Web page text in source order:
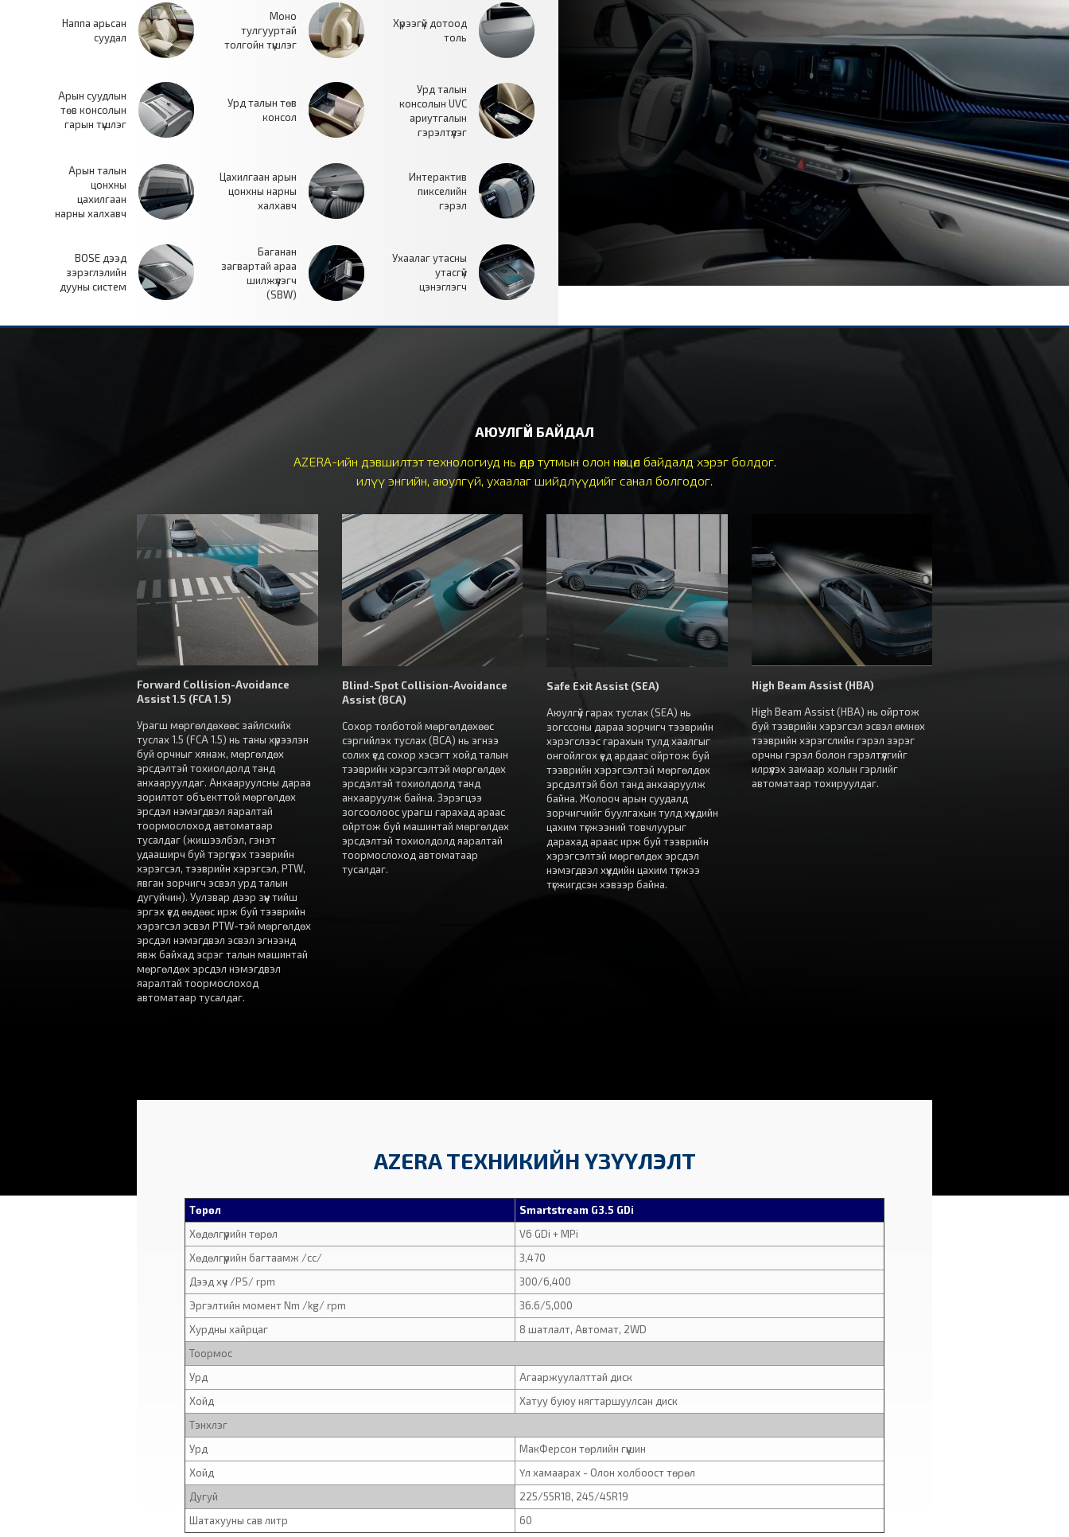
Наппа арьсан
суудал
Моно
тулгууртай
толгойн түшлэг
Хүрээгүй дотоод
толь
Арын суудлын
төв консолын
гарын түшлэг
Урд талын төв
консол
Урд талын
консолын UVC
ариутгалын
гэрэлтүүлэг
Арын талын
цонхны
цахилгаан
нарны халхавч
Цахилгаан арын
цонхны нарны
халхавч
Интерактив
пикселийн
гэрэл
BOSE дээд
зэрэглэлийн
дууны систем
Баганан
загвартай араа
шилжүүлэгч
(SBW)
Ухаалаг утасны
утасгүй
цэнэглэгч
АЮУЛГҮЙ БАЙДАЛ
AZERA-ийн дэвшилтэт технологиуд нь өдөр тутмын олон нөхцөл байдалд хэрэг болдог.
илүү энгийн, аюулгүй, ухаалаг шийдлүүдийг санал болгодог.
Forward Collision-Avoidance
Assist 1.5 (FCA 1.5)
Урагш мөргөлдөхөөс зайлсхийх
туслах 1.5 (FCA 1.5) нь таны хүрээлэн
буй орчныг хянаж, мөргөлдөх
эрсдэлтэй тохиолдолд танд
анхааруулдаг. Анхааруулсны дараа
зорилтот объекттой мөргөлдөх
эрсдэл нэмэгдвэл яаралтай
тоормослоход автоматаар
тусалдаг (жишээлбэл, гэнэт
удааширч буй тэргүүлэх тээврийн
хэрэгсэл, тээврийн хэрэгсэл, PTW,
явган зорчигч эсвэл урд талын
дугуйчин). Уулзвар дээр зүүн тийш
эргэх үед өөдөөс ирж буй тээврийн
хэрэгсэл эсвэл PTW-тэй мөргөлдөх
эрсдэл нэмэгдвэл эсвэл эгнээнд
явж байхад эсрэг талын машинтай
мөргөлдөх эрсдэл нэмэгдвэл
яаралтай тоормослоход
автоматаар тусалдаг.
Blind-Spot Collision-Avoidance
Assist (BCA)
Сохор толботой мөргөлдөхөөс
сэргийлэх туслах (BCA) нь эгнээ
солих үед сохор хэсэгт хойд талын
тээврийн хэрэгсэлтэй мөргөлдөх
эрсдэлтэй тохиолдолд танд
анхааруулж байна. Зэрэгцээ
зогсоолоос урагш гарахад араас
ойртож буй машинтай мөргөлдөх
эрсдэлтэй тохиолдолд яаралтай
тоормослоход автоматаар
тусалдаг.
Safe Exit Assist (SEA)
Аюулгүй гарах туслах (SEA) нь
зогссоны дараа зорчигч тээврийн
хэрэгслээс гарахын тулд хаалгыг
онгойлгох үед ардаас ойртож буй
тээврийн хэрэгсэлтэй мөргөлдөх
эрсдэлтэй бол танд анхааруулж
байна. Жолооч арын суудалд
зорчигчийг буулгахын тулд хүүхдийн
цахим түгжээний товчлуурыг
дарахад араас ирж буй тээврийн
хэрэгсэлтэй мөргөлдөх эрсдэл
нэмэгдвэл хүүхдийн цахим түгжээ
түгжигдсэн хэвээр байна.
High Beam Assist (HBA)
High Beam Assist (HBA) нь ойртож
буй тээврийн хэрэгсэл эсвэл өмнөх
тээврийн хэрэгслийн гэрэл зэрэг
орчны гэрэл болон гэрэлтүүлгийг
илрүүлэх замаар холын гэрлийг
автоматаар тохируулдаг.
AZERA ТЕХНИКИЙН ҮЗҮҮЛЭЛТ
Төрөл
Smartstream G3.5 GDi
Хөдөлгүүрийн төрөл
V6 GDi + MPi
Хөдөлгүүрийн багтаамж /cc/
3,470
Дээд хүч /PS/ rpm
300/6,400
Эргэлтийн момент Nm /kg/ rpm
36.6/5,000
Хурдны хайрцаг
8 шатлалт, Автомат, 2WD
Тоормос
Урд
Агааржуулалттай диск
Хойд
Хатуу буюу нягтаршуулсан диск
Тэнхлэг
Урд
МакФерсон төрлийн гүүшин
Хойд
Үл хамаарах - Олон холбоост төрөл
Дугуй
225/55R18, 245/45R19
Шатахууны сав литр
60